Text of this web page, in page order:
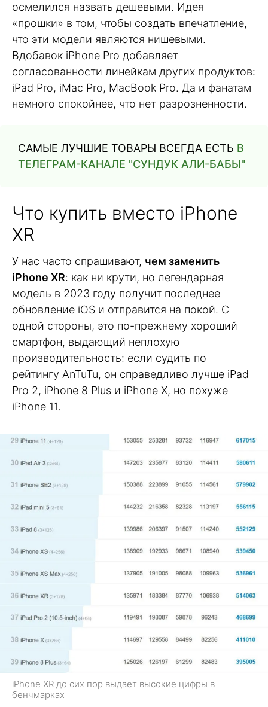
осмелился назвать дешевыми. Идея
«прошки» в том, чтобы создать впечатление,
что эти модели являются нишевыми.
Вдобавок iPhone Pro добавляет
согласованности линейкам других продуктов:
iPad Pro, iMac Pro, MacBook Pro. Да и фанатам
немного спокойнее, что нет разрозненности.
САМЫЕ ЛУЧШИЕ ТОВАРЫ ВСЕГДА ЕСТЬ В
ТЕЛЕГРАМ-КАНАЛЕ "СУНДУК АЛИ-БАБЫ"
Что купить вместо iPhone
XR
У нас часто спрашивают, чем заменить
iPhone XR: как ни крути, но легендарная
модель в 2023 году получит последнее
обновление iOS и отправится на покой. С
одной стороны, это по-прежнему хороший
смартфон, выдающий неплохую
производительность: если судить по
рейтингу AnTuTu, он справедливо лучше iPad
Pro 2, iPhone 8 Plus и iPhone X, но похуже
iPhone 11.
iPhone XR до сих пор выдает высокие цифры в
бенчмарках